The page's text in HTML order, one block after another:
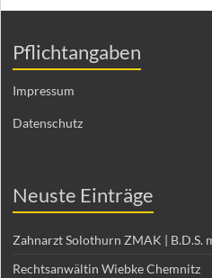
Pflichtangaben
Impressum
Datenschutz
Neuste Einträge
Zahnarzt Solothurn ZMAK | B.D.S.
Rechtsanwältin Wiebke Chemnitz